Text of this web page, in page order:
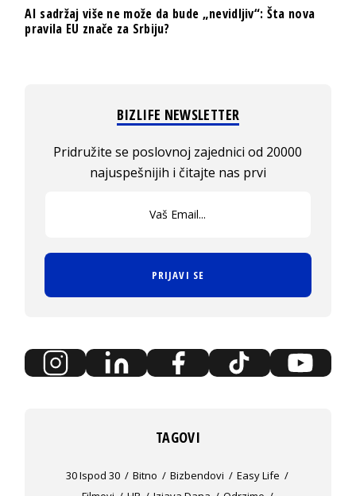
AI sadržaj više ne može da bude „nevidljiv“: Šta nova
pravila EU znače za Srbiju?
BIZLIFE NEWSLETTER
Pridružite se poslovnoj zajednici od 20000
najuspešnijih i čitajte nas prvi
PRIJAVI SE
TAGOVI
30 Ispod 30 Bitno Bizbendovi
Easy Life